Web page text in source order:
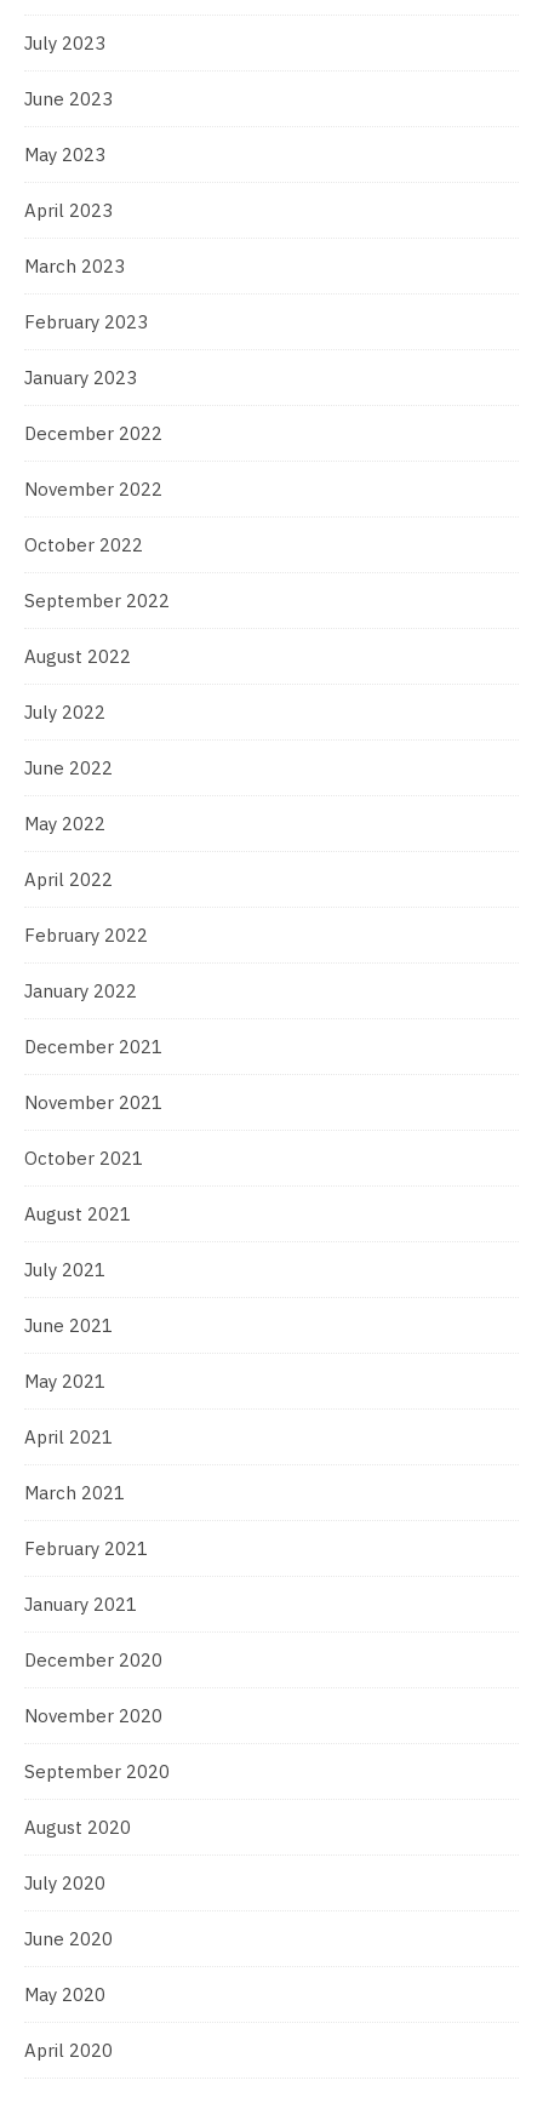
July 2023
June 2023
May 2023
April 2023
March 2023
February 2023
January 2023
December 2022
November 2022
October 2022
September 2022
August 2022
July 2022
June 2022
May 2022
April 2022
February 2022
January 2022
December 2021
November 2021
October 2021
August 2021
July 2021
June 2021
May 2021
April 2021
March 2021
February 2021
January 2021
December 2020
November 2020
September 2020
August 2020
July 2020
June 2020
May 2020
April 2020